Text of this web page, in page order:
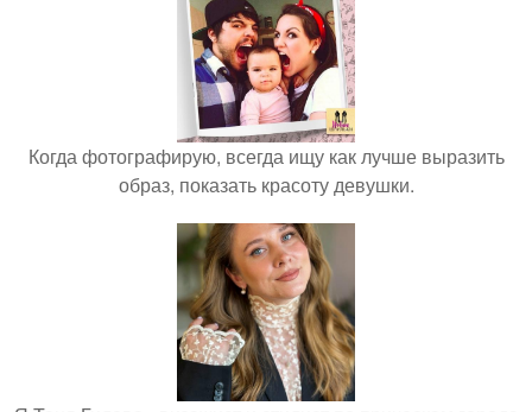
Когда фотографирую, всегда ищу как лучше выразить
образ, показать красоту девушки.